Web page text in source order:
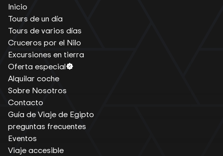
Inicio
Tours de un día
Tours de varios días
Cruceros por el Nilo
Excursiones en tierra
Oferta especial
Alquilar coche
Sobre Nosotros
Contacto
Guía de Viaje de Egipto
preguntas frecuentes
Eventos
Viaje accesible